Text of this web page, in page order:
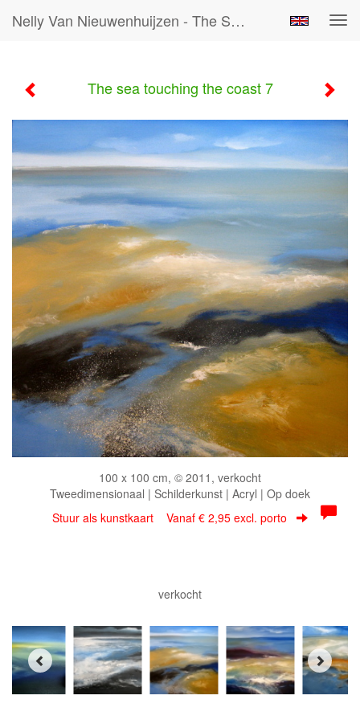
Nelly Van Nieuwenhuijzen - The Sea Touching The Coast 7
The sea touching the coast 7
100 x 100 cm, © 2011, verkocht
Tweedimensionaal | Schilderkunst | Acryl | Op doek
Stuur als kunstkaart Vanaf € 2,95 excl. porto
verkocht